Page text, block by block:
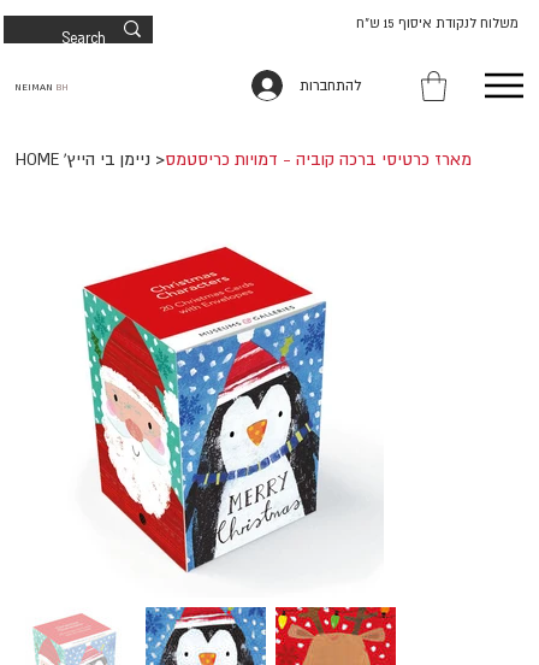
להתחברות NEIMAN BH
משלוח לנקודת איסוף 15 ש"ח
HOME 'ניימן בי הייץ >מארז כרטיסי ברכה קוביה - דמויות כריסטמס